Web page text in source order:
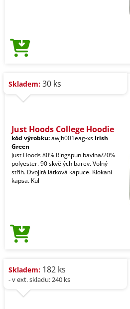
Skladem: 30 ks
Just Hoods College Hoodie
kód výrobku:awjh001eag-xs Irish
Green
Just Hoods 80% Ringspun bavlna/20%
polyester. 90 skvělých barev. Volný
střih. Dvojitá látková kapuce. Klokaní
kapsa. Kul
Skladem: 182 ks
- v ext. skladu: 240 ks